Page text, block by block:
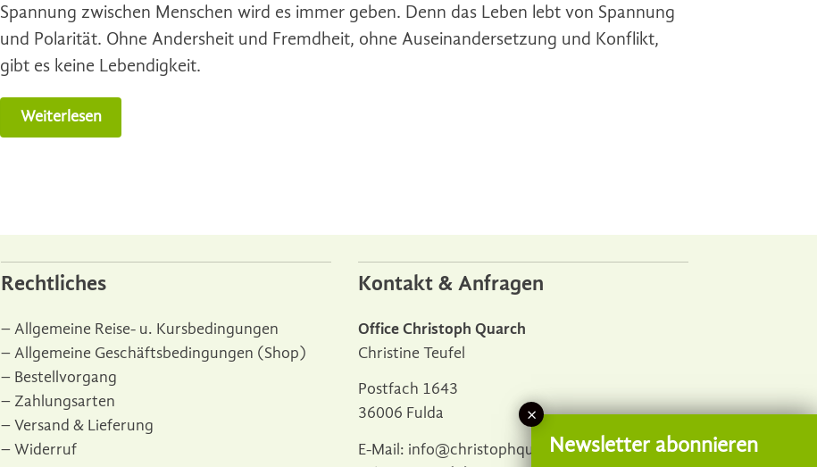
Spannung zwischen Menschen wird es immer geben. Denn das Leben lebt von Spannung
und Polarität. Ohne Andersheit und Fremdheit, ohne Auseinandersetzung und Konflikt,
gibt es keine Lebendigkeit.
Weiterlesen
Rechtliches
Allgemeine Reise- u. Kursbedingungen
Allgemeine Geschäftsbedingungen (Shop)
Bestellvorgang
Zahlungsarten
Versand & Lieferung
Widerruf
Kontakt & Anfragen
Office Christoph Quarch
Christine Teufel
Postfach 1643
36006 Fulda
E-Mail: info@christophquarch.de